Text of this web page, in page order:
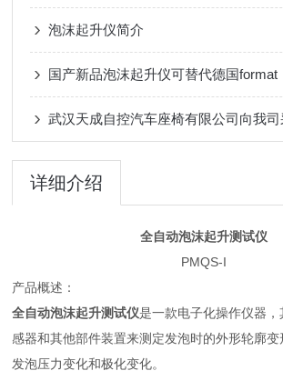
泡沫起升仪简介
国产新品泡沫起升仪可替代德国format
武汉天成自控汽车座椅有限公司向我
详细介绍
全自动泡沫起升测试仪
PMQS-I
产品概述：
全自动泡沫起升测试仪是一款电子化操作仪器
感器和其他部件装置来测定发泡时的外形轮廓变
发泡压力变化和极化变化。